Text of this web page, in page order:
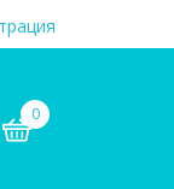
0